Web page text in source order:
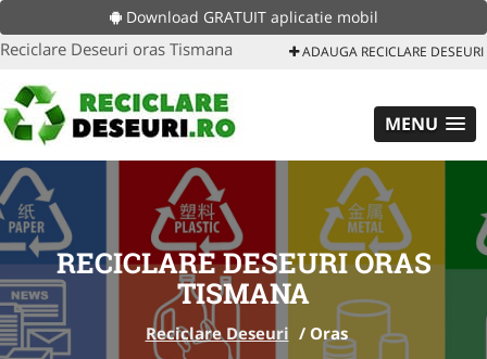
Download GRATUIT aplicatie mobil
Reciclare Deseuri oras Tismana ADAUGA RECICLARE DESEURI
MENU
RECICLARE DESEURI ORAS
TISMANA
Reciclare Deseuri / Oras